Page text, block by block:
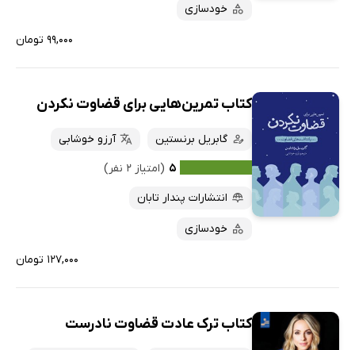
خودسازی
۹۹,۰۰۰ تومان
کتاب تمرین‌هایی برای قضاوت نکردن
گابریل برنستین
آرزو خوشابی
۵ (امتیاز ۲ نفر)
انتشارات پندار تابان
خودسازی
۱۲۷,۰۰۰ تومان
کتاب ترک عادت قضاوت نادرست